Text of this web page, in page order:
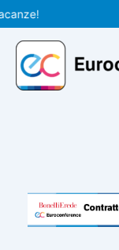
Vai
al
contenuto